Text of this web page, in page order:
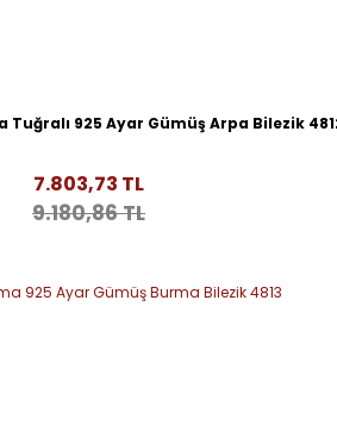
Tuğralı 925 Ayar Gümüş Arpa Bilezik
7.803,73 TL
9.180,86 TL